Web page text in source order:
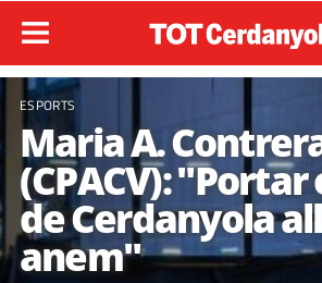
ESPORTS
Maria A.
(CPACV):
de Cerdanyola
anem"